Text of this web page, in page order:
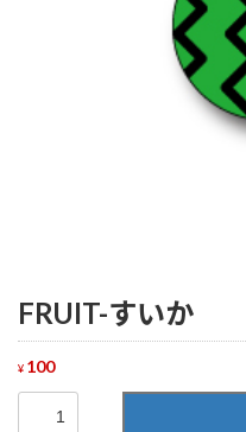
FRUIT-すいか
¥ 100
FRUIT-